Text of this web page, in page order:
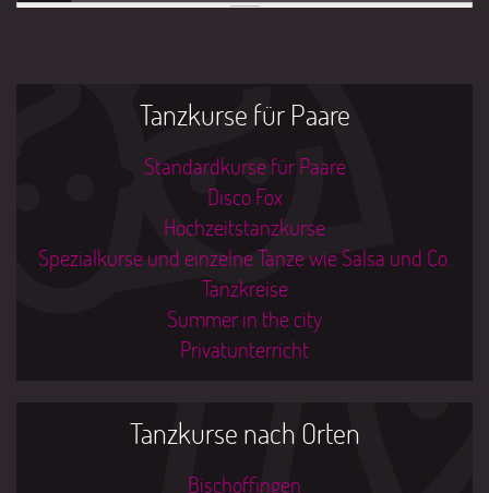
Tanzkurse für Paare
Standardkurse für Paare
Disco Fox
Hochzeitstanzkurse
Spezialkurse und einzelne Tänze wie Salsa und Co.
Tanzkreise
Summer in the city
Privatunterricht
Tanzkurse nach Orten
Bischoffingen